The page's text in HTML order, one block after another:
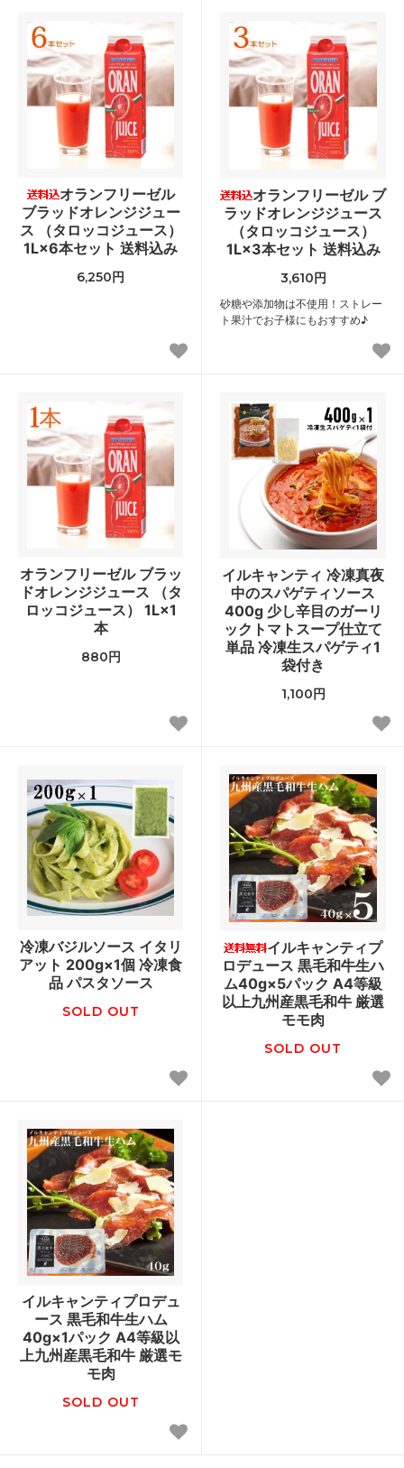
オランフリーゼル
ブラッドオレンジジュー
ス （タロッコジュース）
1L×6本セット 送料込み
6,250円
オランフリーゼル ブ
ラッドオレンジジュース
（タロッコジュース）
1L×3本セット 送料込み
3,610円
砂糖や添加物は不使用！ストレー
ト果汁でお子様にもおすすめ♪
オランフリーゼル ブラッ
ドオレンジジュース （タ
ロッコジュース） 1L×1
本
880円
イルキャンティ 冷凍真夜
中のスパゲティソース
400g 少し辛目のガーリ
ックトマトスープ仕立て
単品 冷凍生スパゲティ1
袋付き
1,100円
冷凍バジルソース イタリ
アット 200g×1個 冷凍食
品 パスタソース
SOLD OUT
イルキャンティプ
ロデュース 黒毛和牛生ハ
ム40g×5パック A4等級
以上九州産黒毛和牛 厳選
モモ肉
SOLD OUT
イルキャンティプロデュ
ース 黒毛和牛生ハム
40g×1パック A4等級以
上九州産黒毛和牛 厳選モ
モ肉
SOLD OUT